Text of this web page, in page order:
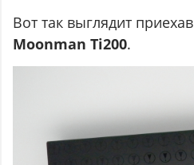
Вот так выглядит
Moonman Ti200.